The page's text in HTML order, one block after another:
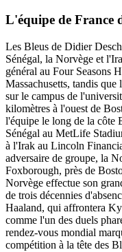
L'équipe de France
Les Bleus de Didier
Sénégal, la Norvège et
général au Four Seasons
Massachusetts, tandis que
sur le campus de
kilomètres à l'ouest de
l'équipe le long de la côte
Sénégal au MetLife
à l'Irak au Lincoln
adversaire de groupe, la
Foxborough, près de
Norvège effectue son
de trois décennies
Haaland, qui affrontera
comme l'un des duels
rendez-vous mondial
compétition à la tête des